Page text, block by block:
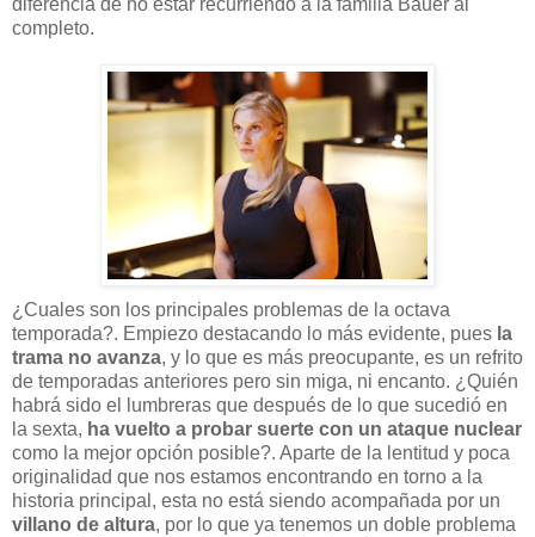
diferencia de no estar recurriendo a la familia Bauer al
completo.
¿Cuales son los principales problemas de la octava
temporada?. Empiezo destacando lo más evidente, pues la
trama no avanza, y lo que es más preocupante, es un refrito
de temporadas anteriores pero sin miga, ni encanto. ¿Quién
habrá sido el lumbreras que después de lo que sucedió en
la sexta, ha vuelto a probar suerte con un ataque nuclear
como la mejor opción posible?. Aparte de la lentitud y poca
originalidad que nos estamos encontrando en torno a la
historia principal, esta no está siendo acompañada por un
villano de altura, por lo que ya tenemos un doble problema